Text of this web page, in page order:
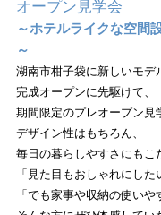
オープン見学会
～ホテルライクな空間
～
湖南市柑子袋に新しいモデ
完成オープンに先駆けて、
期間限定のプレオープン見
デザイン性はもちろん、
毎日の暮らしやすさにもこ
「見た目もおしゃれにした
「でも家事や収納の使いや